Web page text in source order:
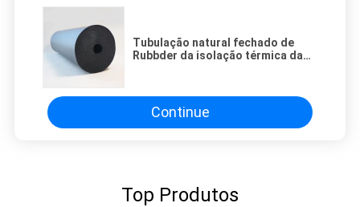
Tubulação natural fechado de
Rubbder da isolação térmica da
Continue
Top Produtos